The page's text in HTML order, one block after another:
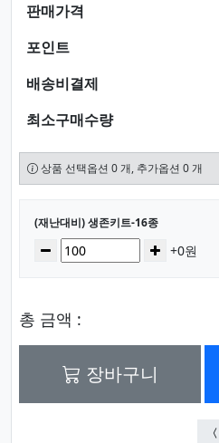
판매가격
포인트
배송비결제
최소구매수량
상품 선택옵션 0 개, 추가옵션 0 개
선택된 옵션
(재난대비) 생존키트-16종
수량감소 증가+0원
총 금액 :
장바구니